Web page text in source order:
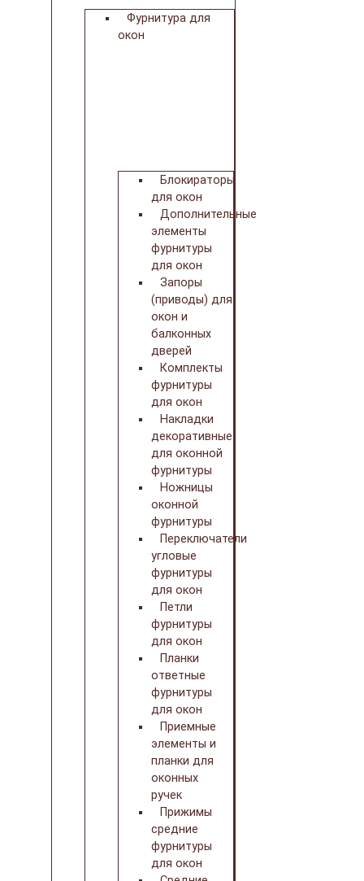
Фурнитура для
окон
Блокираторы
для окон
Дополнительные
элементы
фурнитуры
для окон
Запоры
(приводы) для
окон и
балконных
дверей
Комплекты
фурнитуры
для окон
Накладки
декоративные
для оконной
фурнитуры
Ножницы
оконной
фурнитуры
Переключатели
угловые
фурнитуры
для окон
Петли
фурнитуры
для окон
Планки
ответные
фурнитуры
для окон
Приемные
элементы и
планки для
оконных
ручек
Прижимы
средние
фурнитуры
для окон